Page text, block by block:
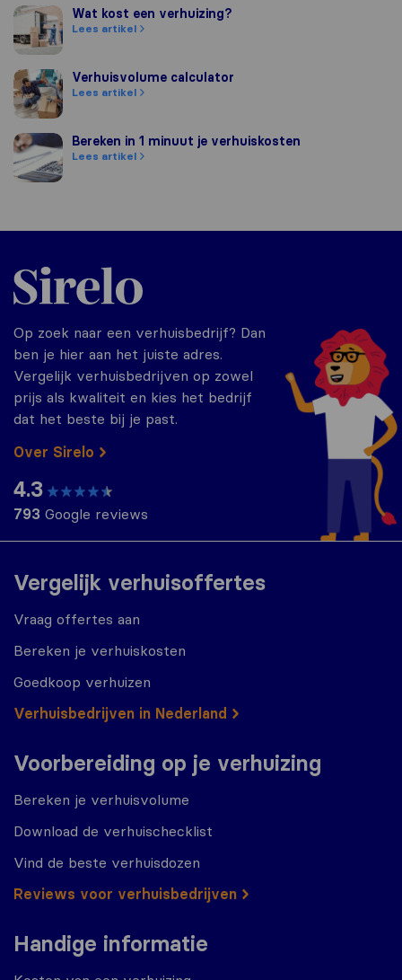
Wat kost een verhuizing?
Wat kost een verhuizing?
Lees artikel
Verhuisvolume calculator
Verhuisvolume calculator
Lees artikel
Bereken in 1 minuut je verhuiskosten
Bereken in 1 minuut je verhuiskosten
Lees artikel
Vergelijk verhuisoffertes
Vraag offertes aan
Bereken je verhuiskosten
Goedkoop verhuizen
Verhuisbedrijven in Nederland
Voorbereiding op je verhuizing
Bereken je verhuisvolume
Download de verhuischecklist
Vind de beste verhuisdozen
Reviews voor verhuisbedrijven
Handige informatie
Sirelo.nl
Op zoek naar een verhuisbedrijf? Dan
ben je hier aan het juiste adres.
Vergelijk verhuisbedrijven op zowel
prijs als kwaliteit en kies het bedrijf
dat het beste bij je past.
Over Sirelo
4.3
793 Google reviews